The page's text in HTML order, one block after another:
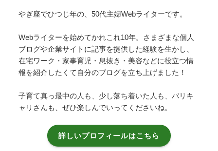
やぎ座でひつじ年の、50代主婦Webライターです。
Webライターを始めてかれこれ10年。さまざまな個人
ブログや企業サイトに記事を提供した経験を生かし、
在宅ワーク・家事育児・息抜き・美容などに役立つ情
報を紹介したくて自分のブログを立ち上げました！
子育て真っ最中の人も、少し落ち着いた人も、バリキ
ャリさんも、ぜひ楽しんでいってくださいね。
詳しいプロフィールはこちら